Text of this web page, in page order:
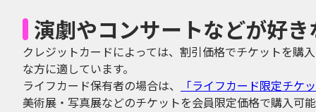
演劇やコンサートなどが好
クレジットカードによっては、割引価格でチケットを購
な方に適しています。
ライフカード保有者の場合は、
「ライフカード限定チケ
美術展・写真展などのチケットを会員限定価格で購入可